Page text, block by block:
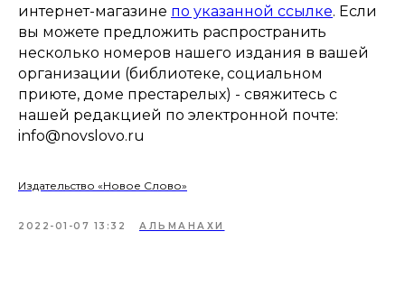
интернет-магазине по указанной ссылке. Если
вы можете предложить распространить
несколько номеров нашего издания в вашей
организации (библиотеке, социальном
приюте, доме престарелых) - свяжитесь с
нашей редакцией по электронной почте:
info@novslovo.ru
Издательство «Новое Слово»
2022-01-07 13:32 АЛЬМАНАХИ